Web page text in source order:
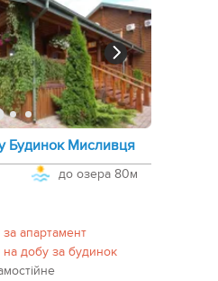
Будинок Мисливця
до озера 80м
за апартамент
на добу за будинок